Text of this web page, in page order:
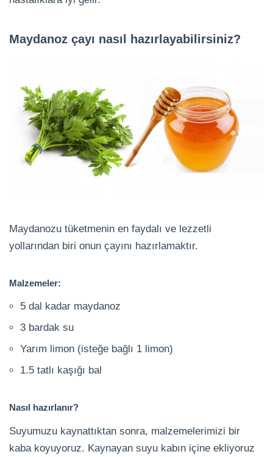
Maydanoz çayı nasıl hazırlayabilirsiniz?
Maydanozu tüketmenin en faydalı ve lezzetli
yollarından biri onun çayını hazırlamaktır.
Malzemeler:
5 dal kadar maydanoz
3 bardak su
Yarım limon (isteğe bağlı 1 limon)
1.5 tatlı kaşığı bal
Nasıl hazırlanır?
Suyumuzu kaynattıktan sonra, malzemelerimizi bir
kaba koyuyoruz. Kaynayan suyu kabın içine ekliyoruz